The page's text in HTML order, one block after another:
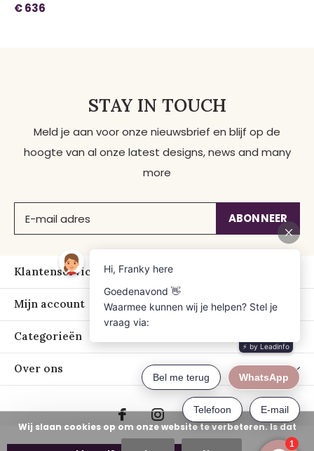
€ 636
STAY IN TOUCH
Meld je aan voor onze nieuwsbrief en blijf op de
hoogte van al onze latest designs, news and many
more
ABONNEER
Klantenservice
Mijn account
Categorieën
Over ons
Wij slaan cookies op om onze website te verbeteren. Is dat